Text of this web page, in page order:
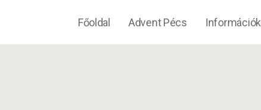
Főoldal Advent Pécs Információk